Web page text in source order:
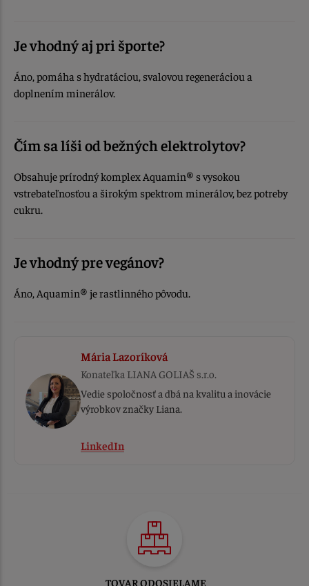
Je vhodný aj pri športe?
Áno, pomáha s hydratáciou, svalovou regeneráciou a
doplnením minerálov.
Čím sa líši od bežných elektrolytov?
Obsahuje prírodný komplex Aquamin® s vysokou
vstrebateľnosťou a širokým spektrom minerálov, bez potreby
cukru.
Je vhodný pre vegánov?
Áno, Aquamin® je rastlinného pôvodu.
Mária Lazoríková
Konateľka LIANA GOLIAŠ s.r.o.
Vedie spoločnosť a dbá na kvalitu a inovácie
výrobkov značky Liana.
LinkedIn
TOVAR ODOSIELAME